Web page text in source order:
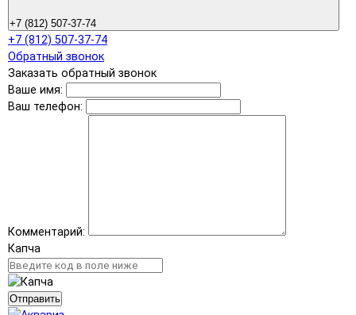
+7 (812) 507-37-74
+7 (812) 507-37-74
Обратный звонок
Заказать обратный звонок
Ваше имя:
Ваш телефон:
Комментарий:
Капча
Отправить